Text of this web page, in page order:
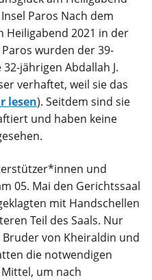
Paros Nach dem
Heiligabend 2021 in der
wurden der 39-
jährigen Abdallah J.
verhaftet, weil sie das
lesen). Seitdem sind sie
und haben keine
und
05. Mai den Gerichtssaal
mit Handschellen
Teil des Saals. Nur
von Kheiraldin und
die notwendigen
um nach